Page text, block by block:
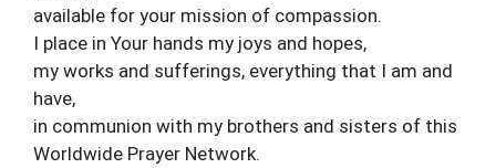
available for your mission of compassion.
I place in Your hands my joys and hopes,
my works and sufferings, everything that I am and
have,
in communion with my brothers and sisters of this
Worldwide Prayer Network.